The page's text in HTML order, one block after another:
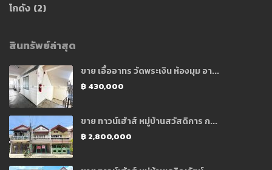
โกดัง (2)
สินทรัพย์ล่าสุด
ขาย เอื้ออาทร วัดพระเงิน ห้องมุม อา...
฿ 430,000
ขาย ทาวน์เฮ้าส์ หมู่บ้านสวัสดิการ ก...
฿ 2,800,000